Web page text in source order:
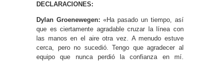
DECLARACIONES:
Dylan Groenewegen: «Ha pasado un tiempo, así
que es ciertamente agradable cruzar la línea con
las manos en el aire otra vez. A menudo estuve
cerca, pero no sucedió. Tengo que agradecer al
equipo que nunca perdió la confianza en mí.